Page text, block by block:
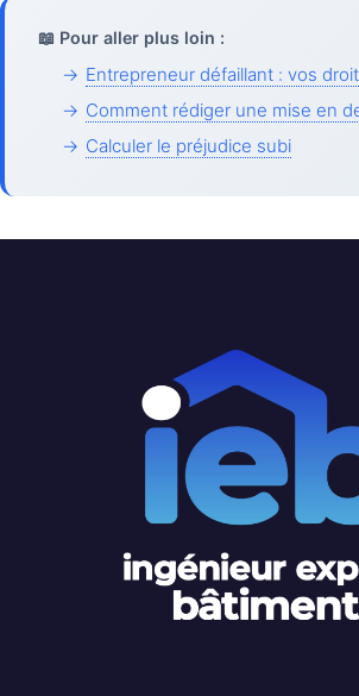
📖 Pour aller plus loin :
→ Entrepreneur défaillant : vos
→ Comment rédiger une mise en
→ Calculer le préjudice subi